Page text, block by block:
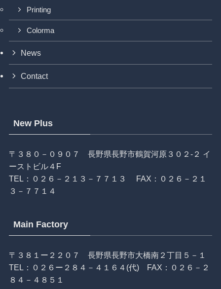
Printing
Colorma
News
Contact
New Plus
〒３８０－０９０７ 長野県長野市鶴賀河原３０２-２ イ
ーストビル４F
TEL： ０２６－２１３－７７１３ FAX：０２６－２１
３－７７１４
Main Factory
〒３８１ー２２０７ 長野県長野市大橋南２丁目５－１
TEL： ０２６ー２８４－４１６４ (代) FAX：０２６－２
８４－４８５１